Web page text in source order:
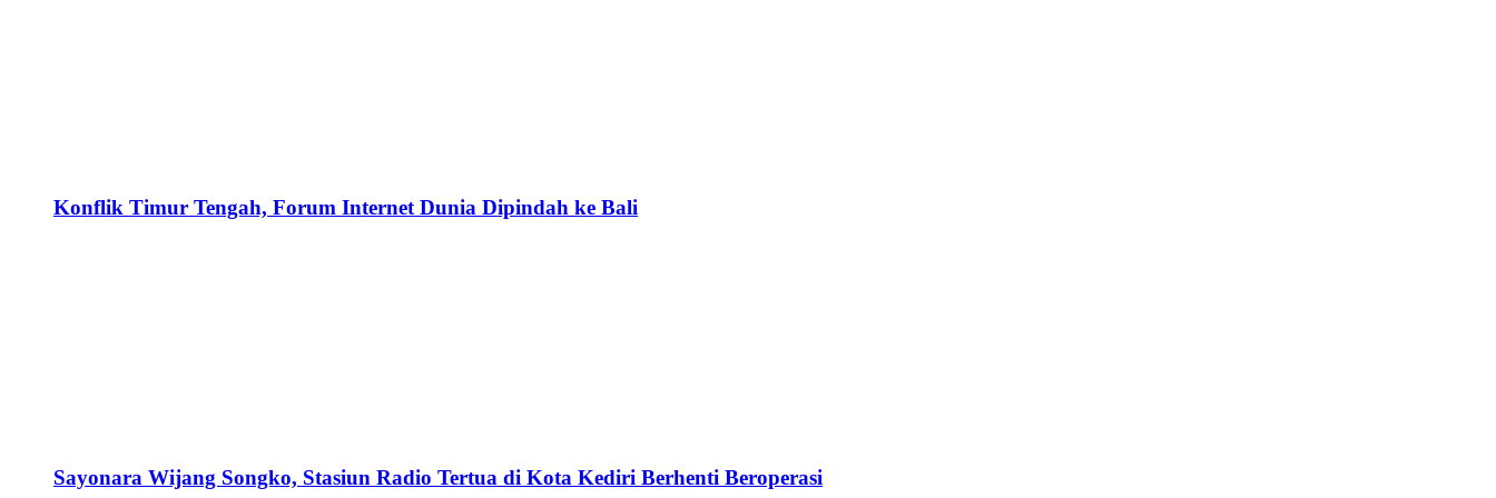
Konflik Timur Tengah, Forum Internet Dunia Dipindah ke Bali
Sayonara Wijang Songko, Stasiun Radio Tertua di Kota Kediri Berhenti Beroperasi